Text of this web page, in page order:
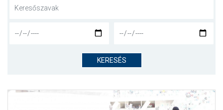
NYITÓLAP
CSAPATOK
KLUB
KERESÉS